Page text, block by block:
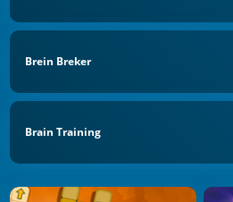
Brein Breker
Brain Training